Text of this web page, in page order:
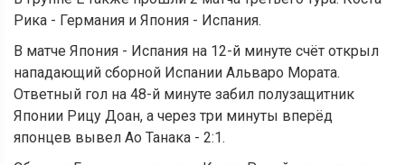
Рика - Германия и Япония - Испания.
В матче Япония - Испания на 12-й минуте счёт открыл
нападающий сборной Испании Альваро Мората.
Ответный гол на 48-й минуте забил полузащитник
Японии Рицу Доан, а через три минуты вперёд
японцев вывел Ао Танака - 2:1.